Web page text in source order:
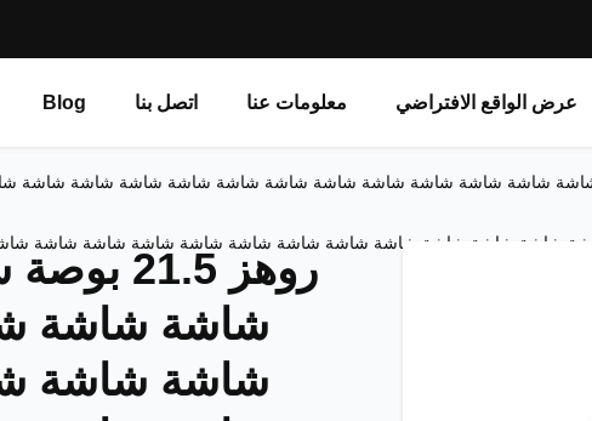
عرض الواقع الافتراضي معلومات عنا اتصل بنا Blog
لمس شاشة شاشة شاشة شاشة شاشة شاشة شاشة شاشة شاشة شاشة شاشة
شاشة شاشة شاشة شاشة شاشة شاشة شاشة شاشة شاشة شاشة شاشة
روهز
شاشة شاشة
شاشة شاشة